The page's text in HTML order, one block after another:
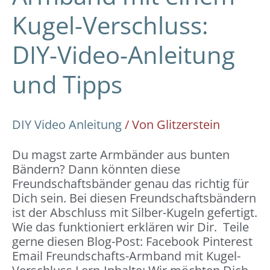
Kugel-Verschluss:
DIY-Video-Anleitung
und Tipps
DIY Video Anleitung/ Von Glitzerstein
Du magst zarte Armbänder aus bunten
Bändern? Dann könnten diese
Freundschaftsbänder genau das richtig für
Dich sein. Bei diesen Freundschaftsbändern
ist der Abschluss mit Silber-Kugeln gefertigt.
Wie das funktioniert erklären wir Dir. Teile
gerne diesen Blog-Post: Facebook Pinterest
Email Freundschafts-Armband mit Kugel-